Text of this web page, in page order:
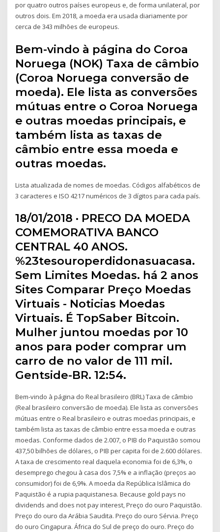
por quatro outros países europeus e, de forma unilateral, por
outros dois. Em 2018, a moeda era usada diariamente por
cerca de 343 milhões de europeus.
Bem-vindo à página do Coroa
Noruega (NOK) Taxa de câmbio
(Coroa Noruega conversão de
moeda). Ele lista as conversões
mútuas entre o Coroa Noruega
e outras moedas principais, e
também lista as taxas de
câmbio entre essa moeda e
outras moedas.
Lista atualizada de nomes de moedas. Códigos alfabéticos de
3 caracteres e ISO 4217 numéricos de 3 dígitos para cada país.
18/01/2018 · PRECO DA MOEDA
COMEMORATIVA BANCO
CENTRAL 40 ANOS.
%23tesouroperdidonasuacasa.
Sem Limites Moedas. há 2 anos
Sites Comparar Preço Moedas
Virtuais - Noticias Moedas
Virtuais. É TopSaber Bitcoin.
Mulher juntou moedas por 10
anos para poder comprar um
carro de no valor de 111 mil.
Gentside-BR. 12:54.
Bem-vindo à página do Real brasileiro (BRL) Taxa de câmbio
(Real brasileiro conversão de moeda). Ele lista as conversões
mútuas entre o Real brasileiro e outras moedas principais, e
também lista as taxas de câmbio entre essa moeda e outras
moedas. Conforme dados de 2.007, o PIB do Paquistão somou
437,50 bilhões de dólares, o PIB per capita foi de 2.600 dólares.
A taxa de crescimento real daquela economia foi de 6,3%, o
desemprego chegou à casa dos 7,5% e a inflação (preços ao
consumidor) foi de 6,9%. A moeda da República Islâmica do
Paquistão é a rupia paquistanesa. Because gold pays no
dividends and does not pay interest, Preço do ouro Paquistão.
Preço do ouro da Arábia Saudita. Preço do ouro Sérvia. Preço
do ouro Cingapura. África do Sul de preço do ouro. Preço do